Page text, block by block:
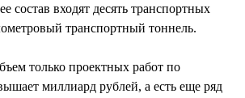
состав входят десять транспортных
транспортный тоннель.
только проектных работ по
миллиард рублей, а есть еще ряд